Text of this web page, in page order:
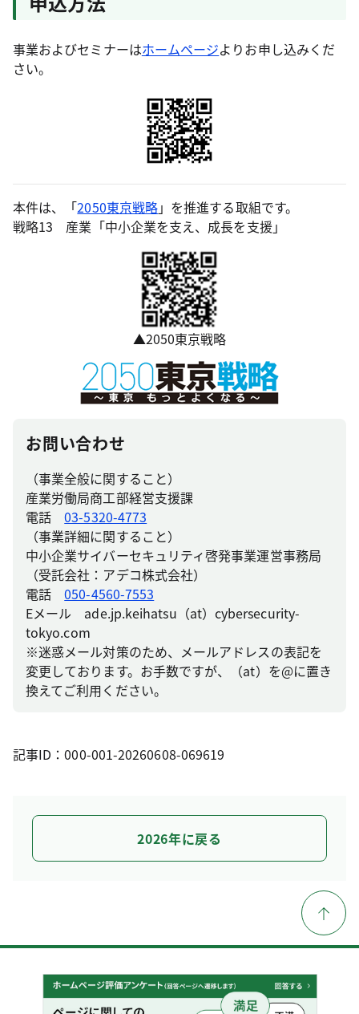
事業およびセミナーはホームページよりお申し込みくだ
さい。
本件は、「2050東京戦略」を推進する取組です。
戦略13 産業「中小企業を支え、成長を支援」
▲2050東京戦略
お問い合わせ
（事業全般に関すること）
産業労働局商工部経営支援課
電話03-5320-4773
（事業詳細に関すること）
中小企業サイバーセキュリティ啓発事業運営事務局
（受託会社：アデコ株式会社）
電話050-4560-7553
Eメール ade.jp.keihatsu（at）cybersecurity-
tokyo.com
※迷惑メール対策のため、メールアドレスの表記を
変更しております。お手数ですが、（at）を@に置き
換えてご利用ください。
記事ID：000-001-20260608-069619
2026年に戻る